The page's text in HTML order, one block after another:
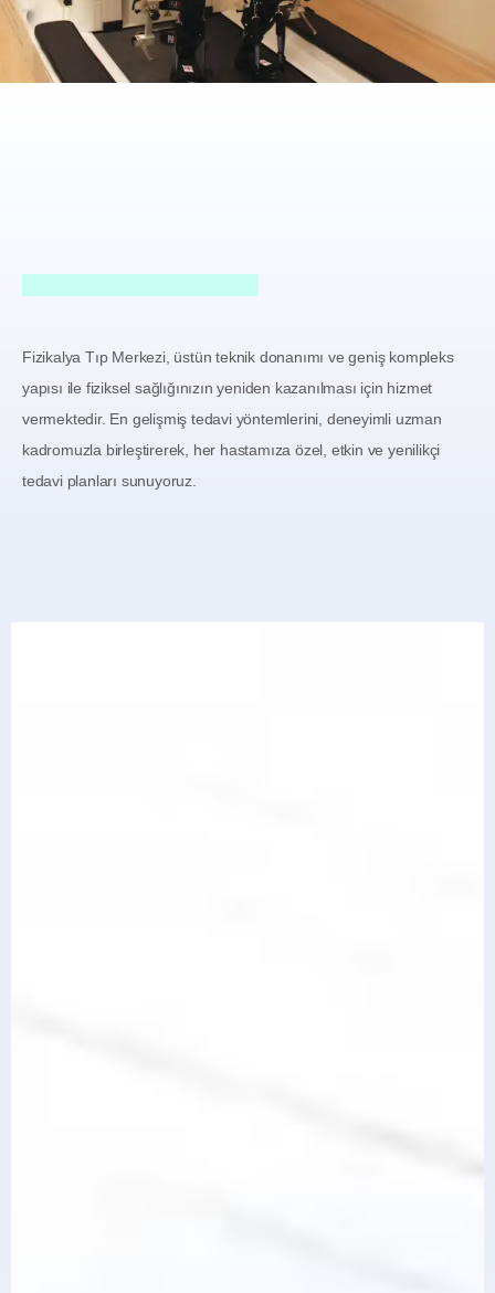
Fizikalya Tıp Merkezi, üstün teknik donanımı ve geniş kompleks
yapısı ile fiziksel sağlığınızın yeniden kazanılması için hizmet
vermektedir. En gelişmiş tedavi yöntemlerini, deneyimli uzman
kadromuzla birleştirerek, her hastamıza özel, etkin ve yenilikçi
tedavi planları sunuyoruz.